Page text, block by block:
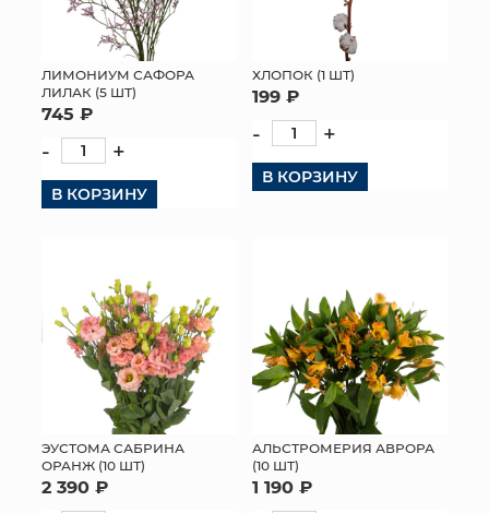
ЛИМОНИУМ САФОРА
ЛИЛАК (5 ШТ)
745 ₽
- +
В КОРЗИНУ
ХЛОПОК (1 ШТ)
199 ₽
- +
В КОРЗИНУ
ЭУСТОМА САБРИНА
ОРАНЖ (10 ШТ)
2 390 ₽
АЛЬСТРОМЕРИЯ АВРОРА
(10 ШТ)
1 190 ₽